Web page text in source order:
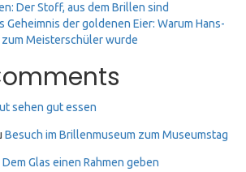
Der Stoff, aus dem Brillen sind
Geheimnis der goldenen Eier: Warum Hans-
Meisterschüler wurde
sehen gut essen
Besuch im Brillenmuseum zum Museumstag
Dem Glas einen Rahmen geben